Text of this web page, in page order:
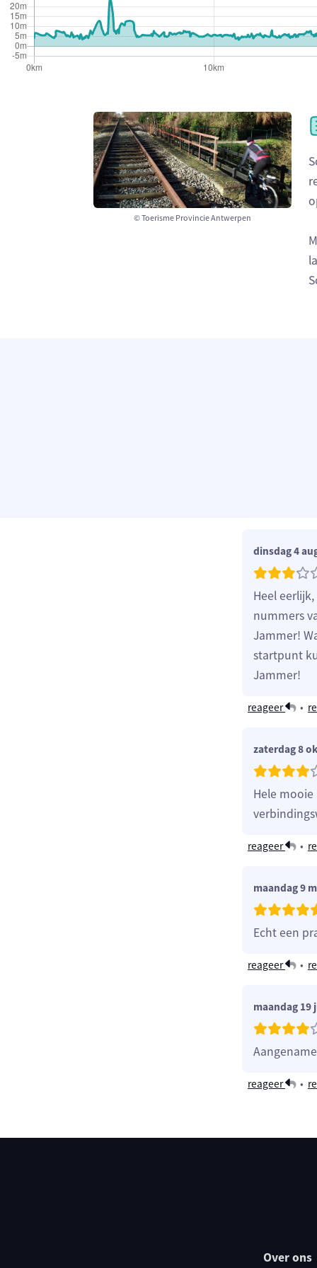
© Toerisme Provincie Antwerpen
dinsdag 4
Heel
nummers
Jammer!
startpunt
Jammer!
reageer •
zaterdag 8
Hele
reageer •
maandag 9
Echt een
reageer •
maandag 19
reageer •
Over ons